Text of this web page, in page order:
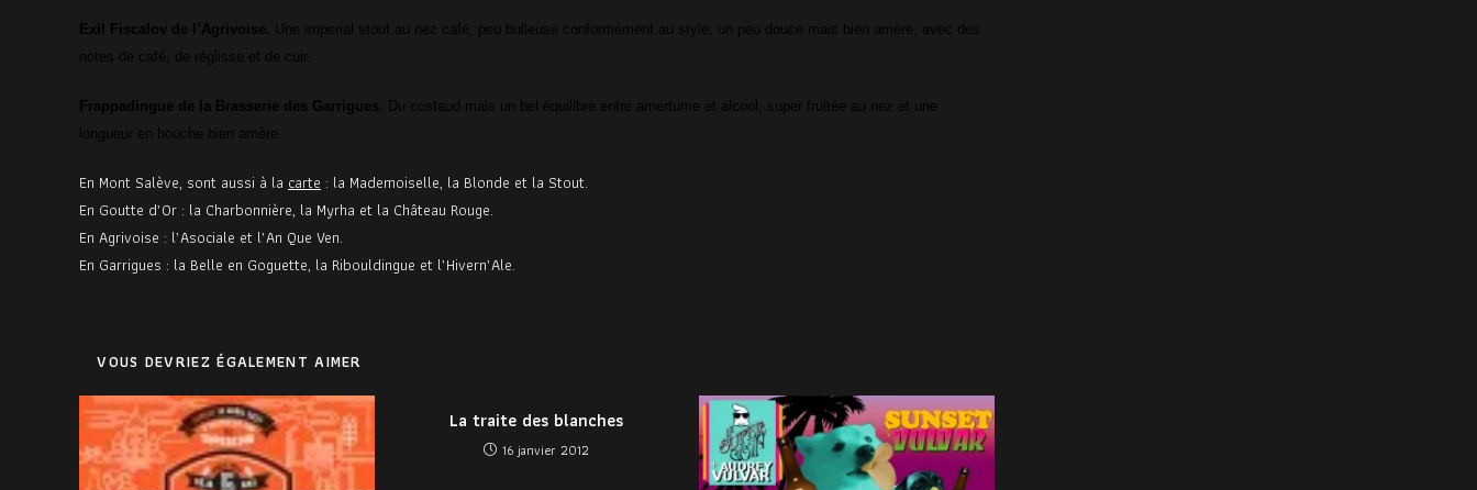
Exil Fiscalov de l’Agrivoise. Une imperial stout au nez café, peu bulleuse conformément au style, un peu douce mais bien amère, avec des
notes de café, de réglisse et de cuir.
Frappadingue de la Brasserie des Garrigues. Du costaud mais un bel équilibre entre amertume et alcool, super fruitée au nez et une
longueur en bouche bien amère.
En Mont Salève, sont aussi à la carte : la Mademoiselle, la Blonde et la Stout.
En Goutte d’Or : la Charbonnière, la Myrha et la Château Rouge.
En Agrivoise : l’Asociale et l’An Que Ven.
En Garrigues : la Belle en Goguette, la Ribouldingue et l’Hivern’Ale.
VOUS DEVRIEZ ÉGALEMENT AIMER
La traite des blanches
16 janvier 2012